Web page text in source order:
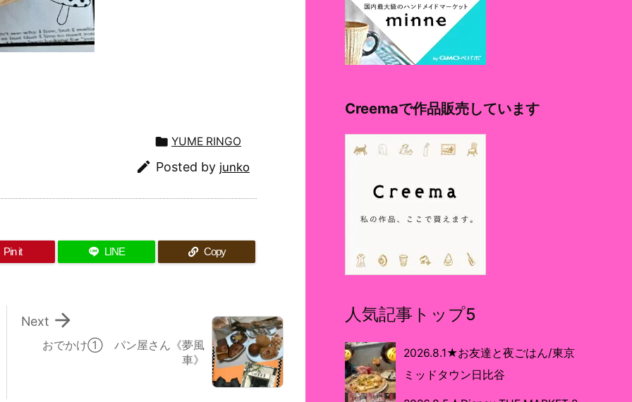
 YUME RINGO
 Posted by junko
Pin it LINE Copy
おでかけ① パン屋さん《夢風
車》

Next
Creemaで作品販売しています
人気記事トップ5
2026.8.1★お友達と夜ごはん/東京
ミッドタウン日比谷